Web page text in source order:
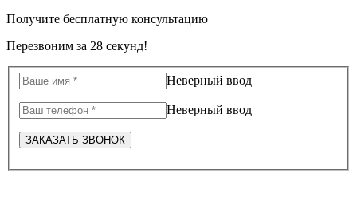
Получите бесплатную консультацию
Перезвоним за 28 секунд!
Неверный ввод
Неверный ввод
ЗАКАЗАТЬ ЗВОНОК